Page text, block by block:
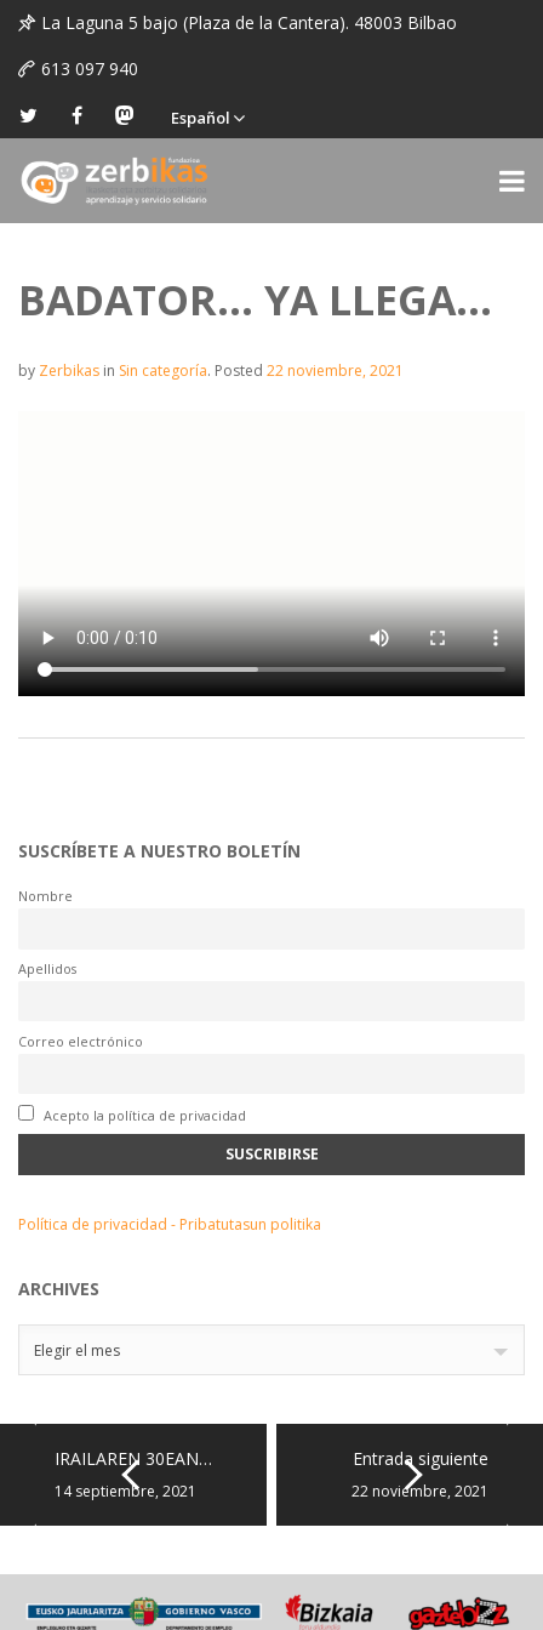
La Laguna 5 bajo (Plaza de la Cantera). 48003 Bilbao
613 097 940
Español
BADATOR… YA LLEGA…
by Zerbikas in Sin categoría. Posted 22 noviembre, 2021
SUSCRÍBETE A NUESTRO BOLETÍN
Nombre
Apellidos
Correo electrónico
Acepto la política de privacidad
Política de privacidad - Pribatutasun politika
ARCHIVES
Elegir el mes
IRAILAREN 30EAN…
14 septiembre, 2021
Entrada siguiente
22 noviembre, 2021